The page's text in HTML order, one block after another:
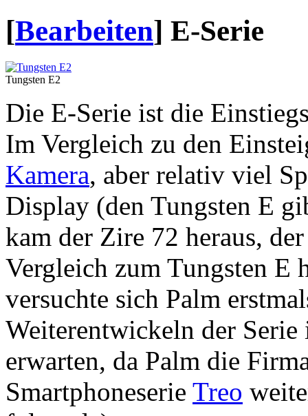
[Bearbeiten] E-Serie
Tungsten E2
Die E-Serie ist die
Im Vergleich zu den
Kamera, aber relativ viel
Display (den Tungsten E
kam der Zire 72 heraus,
Vergleich zum Tungsten E
versuchte sich Palm
Weiterentwickeln der
erwarten, da Palm die
Smartphoneserie Treo